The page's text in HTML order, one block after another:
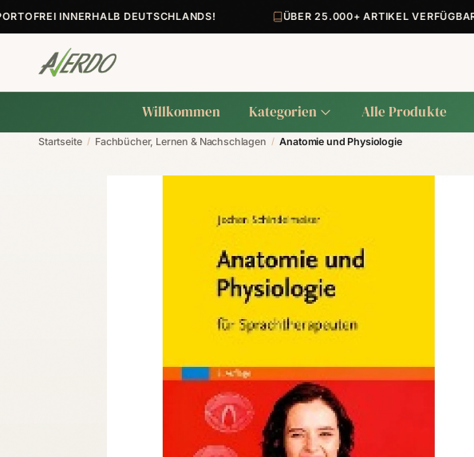
INNERHALB DEUTSCHLANDS! ÜBER 25.000+ ARTIKEL VERFÜGBAR
Willkommen Kategorien Alle Produkte
Startseite / Fachbücher, Lernen & Nachschlagen / Anatomie und Physiologie